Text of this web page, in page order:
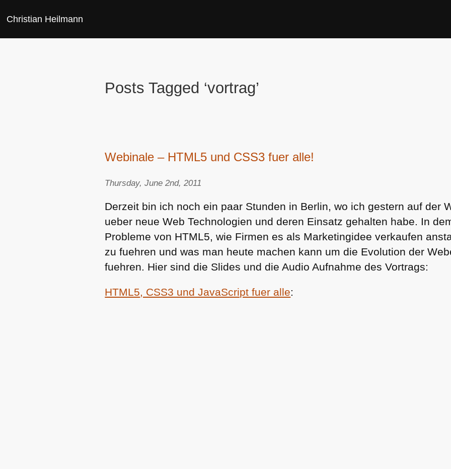
Christian Heilmann
Posts Tagged ‘vortrag’
Webinale – HTML5 und CSS3 fuer alle!
Thursday, June 2nd, 2011
Derzeit bin ich noch ein paar Stunden in Berlin, wo ich gestern auf der
ueber neue Web Technologien und deren Einsatz gehalten habe. In
Probleme von HTML5, wie Firmen es als Marketingidee verkaufen
zu fuehren und was man heute machen kann um die Evolution der
fuehren. Hier sind die Slides und die Audio Aufnahme des Vortrags:
HTML5, CSS3 und JavaScript fuer alle: